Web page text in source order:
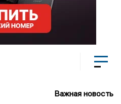
Важная новость